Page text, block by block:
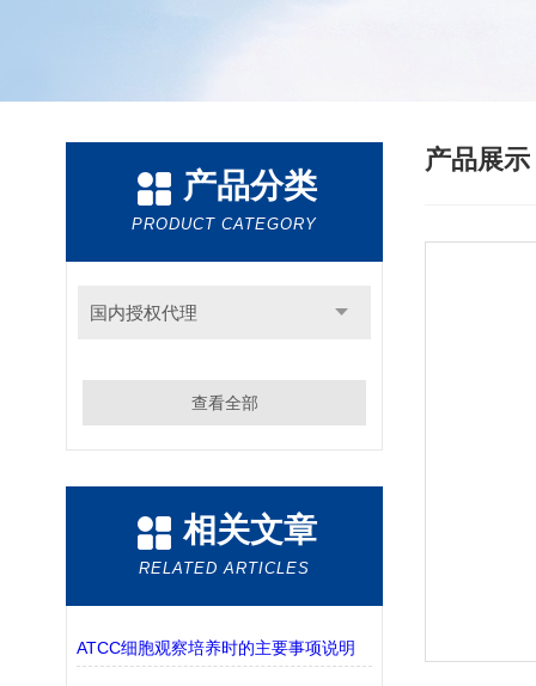
产品分类
PRODUCT CATEGORY
国内授权代理
查看全部
相关文章
RELATED ARTICLES
ATCC细胞观察培养时的主要事项说明
产品展示